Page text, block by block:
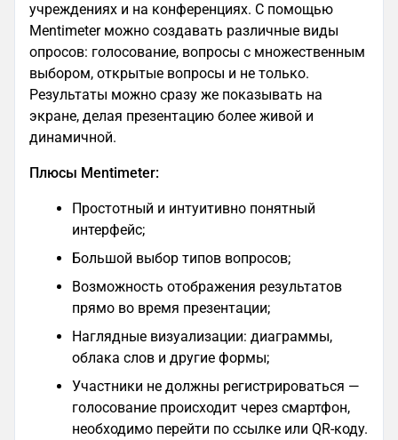
учреждениях и на конференциях. С помощью
Mentimeter можно создавать различные виды
опросов: голосование, вопросы с множественным
выбором, открытые вопросы и не только.
Результаты можно сразу же показывать на
экране, делая презентацию более живой и
динамичной.
Плюсы Mentimeter:
Простотный и интуитивно понятный
интерфейс;
Большой выбор типов вопросов;
Возможность отображения результатов
прямо во время презентации;
Наглядные визуализации: диаграммы,
облака слов и другие формы;
Участники не должны регистрироваться —
голосование происходит через смартфон,
необходимо перейти по ссылке или QR-коду.